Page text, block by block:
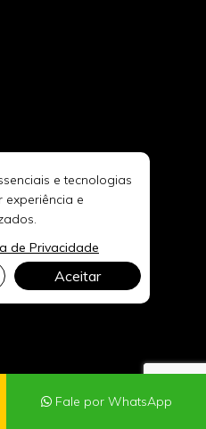
Fale por WhatsApp
e tecnologias
experiência e
de Privacidade
Aceitar